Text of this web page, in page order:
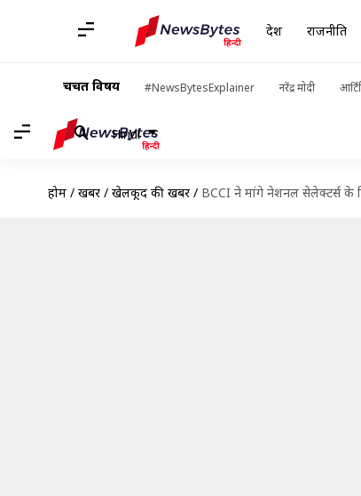
देश राजनीति
चर्चित विषय #NewsBytesExplainer नरेंद्र मोदी
Hindi
होम / खबरें / खेलकूद की खबरें / BCCI ने मांगे नेशनल सेलेक्टर्स के